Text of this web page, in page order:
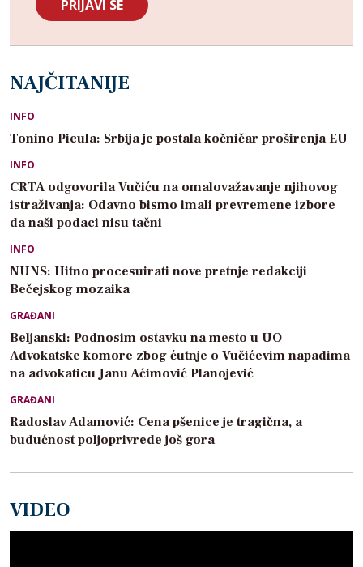
NAJČITANIJE
INFO
Tonino Picula: Srbija je postala kočničar proširenja EU
INFO
CRTA odgovorila Vučiću na omalovažavanje njihovog
istraživanja: Odavno bismo imali prevremene izbore
da naši podaci nisu tačni
INFO
NUNS: Hitno procesuirati nove pretnje redakciji
Bečejskog mozaika
GRAĐANI
Beljanski: Podnosim ostavku na mesto u UO
Advokatske komore zbog ćutnje o Vučićevim napadima
na advokaticu Janu Aćimović Planojević
GRAĐANI
Radoslav Adamović: Cena pšenice je tragična, a
budućnost poljoprivrede još gora
VIDEO